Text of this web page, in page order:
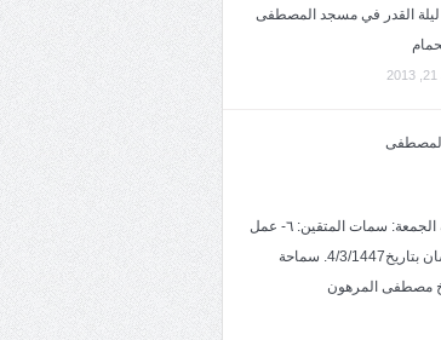
ليلة القدر في مسجد المصطفى
خطبة الجمعة: سمات المتقين: ٦- عمل
الإحسان بتاريخ4/3/1447. سماحة
مصطفى المرهون